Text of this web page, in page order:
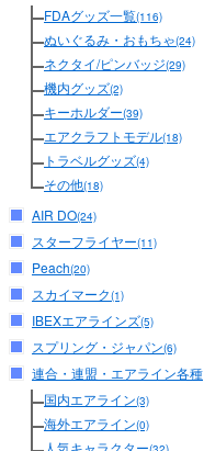
FDAグッズ一覧(116)
ぬいぐるみ・おもちゃ(24)
ネクタイ/ピンバッジ(29)
機内グッズ(2)
キーホルダー(39)
エアクラフトモデル(18)
トラベルグッズ(4)
その他(18)
AIR DO(24)
スターフライヤー(11)
Peach(20)
スカイマーク(1)
IBEXエアラインズ(5)
スプリング・ジャパン(6)
連合・連盟・エアライン各種
国内エアライン(3)
海外エアライン(0)